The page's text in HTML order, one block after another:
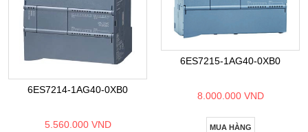
6ES7214-1AG40-0XB0
5.560.000 VND
6ES7215-1AG40-0XB0
8.000.000 VND
MUA HÀNG